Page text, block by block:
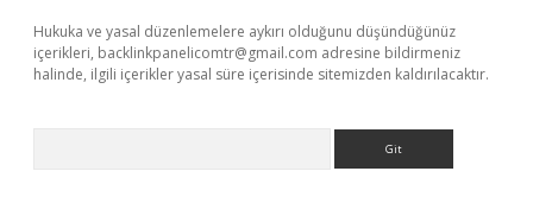
Hukuka ve yasal düzenlemelere aykırı olduğunu düşündüğünüz
içerikleri, backlinkpanelicomtr@gmail.com adresine bildirmeniz
halinde, ilgili içerikler yasal süre içerisinde sitemizden kaldırılacaktır.